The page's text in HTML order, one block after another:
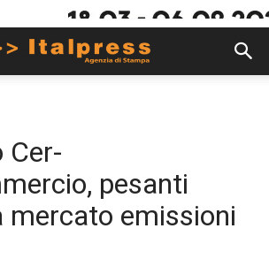
Cer-
pesanti
mercato emissioni